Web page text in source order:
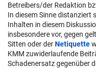
Betreibers/der Redaktion
In diesem Sinne distanziert
Inhalten in diesem
insbesondere vor, gegen
Sitten oder derNetiquette
KMM zuwiderlaufende
Schadenersatz gegenüber